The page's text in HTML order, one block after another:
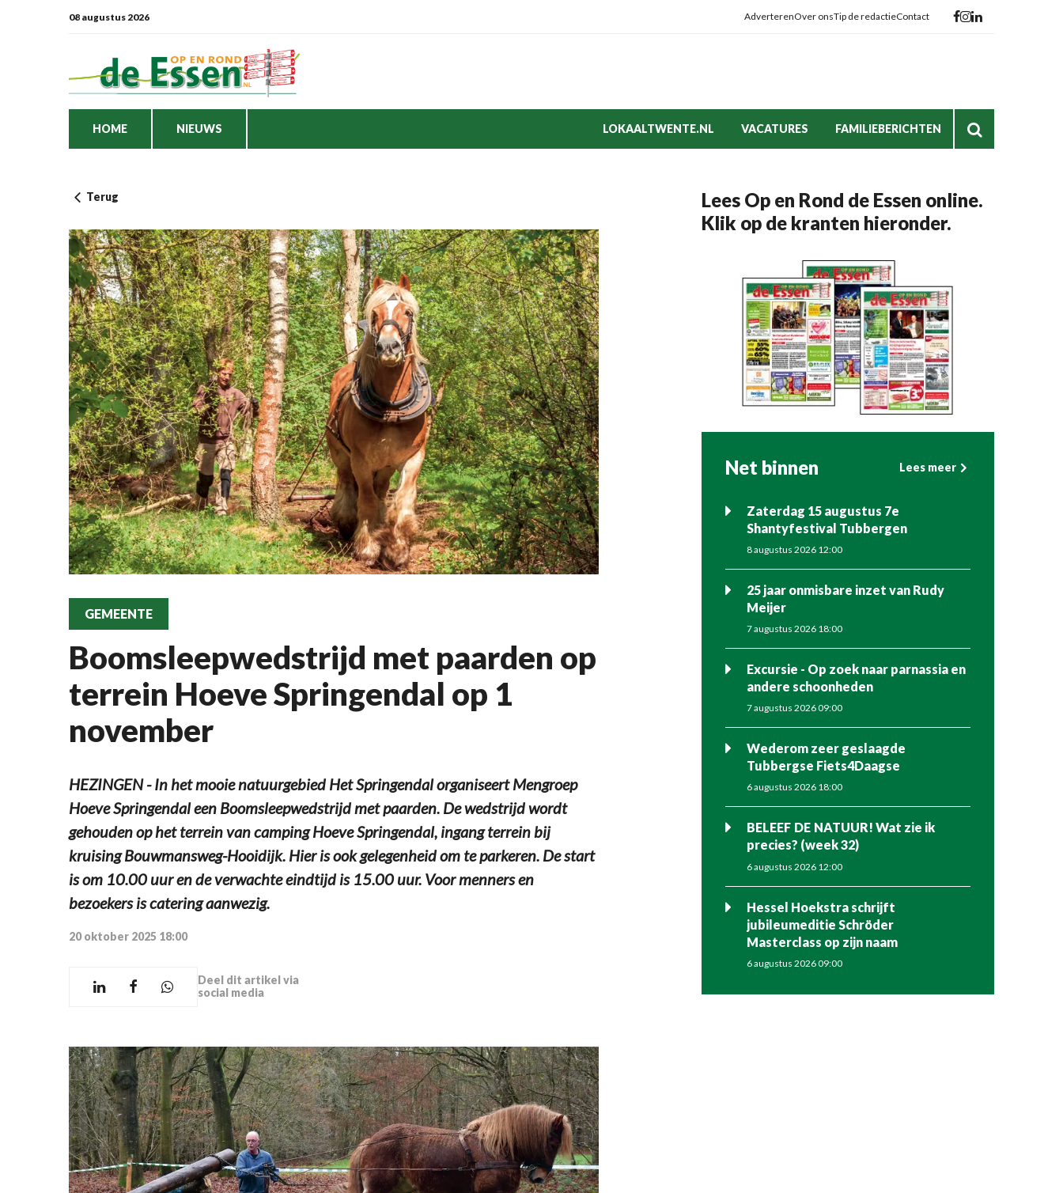
08 augustus 2026 AdverterenOver onsTip de redactieContact
HOME NIEUWS LOKAALTWENTE.NL VACATURES FAMILIEBERICHTEN
Terug
GEMEENTE
Boomsleepwedstrijd met paarden op
terrein Hoeve Springendal op 1
november
HEZINGEN - In het mooie natuurgebied Het Springendal organiseert Mengroep
Hoeve Springendal een Boomsleepwedstrijd met paarden. De wedstrijd wordt
gehouden op het terrein van camping Hoeve Springendal, ingang terrein bij
kruising Bouwmansweg-Hooidijk. Hier is ook gelegenheid om te parkeren. De start
is om 10.00 uur en de verwachte eindtijd is 15.00 uur. Voor menners en
bezoekers is catering aanwezig.
20 oktober 2025 18:00
Deel dit artikel via
social media
Lees Op en Rond de Essen online.
Klik op de kranten hieronder.
Net binnen Lees meer
Zaterdag 15 augustus 7e
Shantyfestival Tubbergen
8 augustus 2026 12:00
25 jaar onmisbare inzet van Rudy
Meijer
7 augustus 2026 18:00
Excursie - Op zoek naar parnassia en
andere schoonheden
7 augustus 2026 09:00
Wederom zeer geslaagde
Tubbergse Fiets4Daagse
6 augustus 2026 18:00
BELEEF DE NATUUR! Wat zie ik
precies? (week 32)
6 augustus 2026 12:00
Hessel Hoekstra schrijft
jubileumeditie Schröder
Masterclass op zijn naam
6 augustus 2026 09:00